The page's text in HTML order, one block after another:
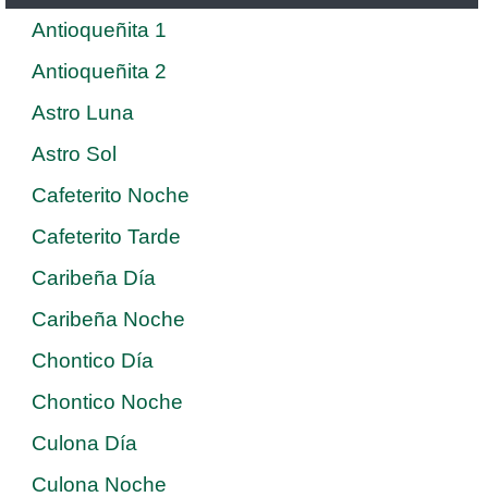
Antioqueñita 1
Antioqueñita 2
Astro Luna
Astro Sol
Cafeterito Noche
Cafeterito Tarde
Caribeña Día
Caribeña Noche
Chontico Día
Chontico Noche
Culona Día
Culona Noche